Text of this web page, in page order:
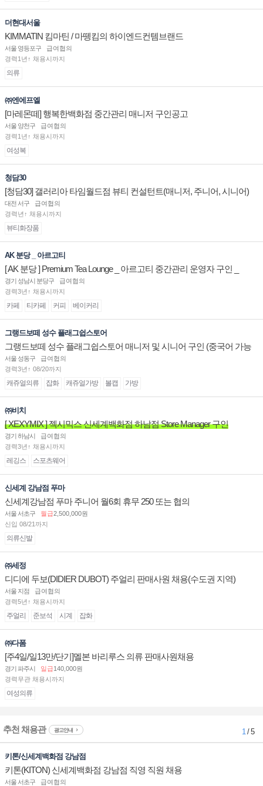
더현대서울
KIMMATIN 킴마틴 / 마뗑킴의 하이엔드컨템브랜드
서울 영등포구
급여협의
경력1년↑ 채용시까지
의류
㈜엔에프엘
[마레몬떼] 행복한백화점 중간관리 매니저 구인공고
서울 양천구
급여협의
경력1년↑ 채용시까지
여성복
청담30
[청담30] 갤러리아 타임월드점 뷰티 컨설턴트(매니저, 주니어, 시니어)
채용
대전 서구
급여협의
경력년↑ 채용시까지
뷰티화장품
AK 분당 _ 아르고티
[ AK 분당 ] Premium Tea Lounge _ 아르고티 중간관리 운영자 구인 _
경기 성남시 분당구
급여협의
경력3년↑ 채용시까지
카페 티카페 커피 베이커리
그랭드보떼 성수 플래그쉽스토어
그랭드보떼 성수 플래그쉽스토어 매니저 및 시니어 구인 (중국어 가능
자)
서울 성동구
급여협의
경력3년↑ 08/20까지
캐쥬얼의류 잡화 캐쥬얼가방 볼캡 가방
㈜비치
[ XEXYMIX ] 젝시믹스 신세계백화점 하남점 Store Manager 구인
경기 하남시
급여협의
경력3년↑ 채용시까지
레깅스 스포츠웨어
신세계 강남점 푸마
신세계강남점 푸마 주니어 월6회 휴무 250 또는 협의
서울 서초구 월급2,500,000원
신입 08/21까지
의류신발
㈜세정
디디에 두보(DIDIER DUBOT) 주얼리 판매사원 채용(수도권 지역)
서울 지점
급여협의
경력5년↑ 채용시까지
주얼리 준보석 시계 잡화
㈜다폼
[주4일/일13만/단기]멜본 바리루스 의류 판매사원채용
경기 파주시 일급140,000원
경력무관 채용시까지
여성의류
추천 채용관 광고안내 1/ 5
키톤/신세계백화점 강남점
키톤(KITON) 신세계백화점 강남점 직영 직원 채용
서울 서초구
급여협의